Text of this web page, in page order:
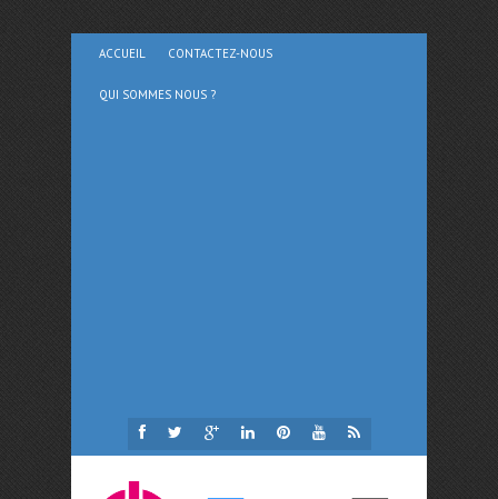
ACCUEIL CONTACTEZ-NOUS
QUI SOMMES NOUS ?